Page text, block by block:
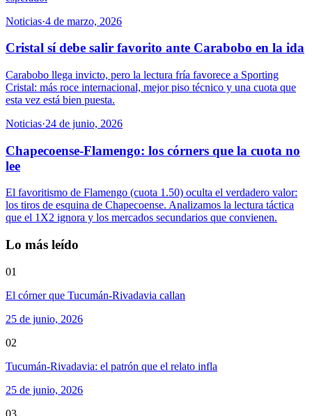
Noticias·4 de marzo, 2026
Cristal sí debe salir favorito ante Carabobo en la ida
Carabobo llega invicto, pero la lectura fría favorece a Sporting
Cristal: más roce internacional, mejor piso técnico y una cuota que
esta vez está bien puesta.
Noticias·24 de junio, 2026
Chapecoense-Flamengo: los córners que la cuota no
lee
El favoritismo de Flamengo (cuota 1.50) oculta el verdadero valor:
los tiros de esquina de Chapecoense. Analizamos la lectura táctica
que el 1X2 ignora y los mercados secundarios que convienen.
Lo más leído
01
El córner que Tucumán-Rivadavia callan
25 de junio, 2026
02
Tucumán-Rivadavia: el patrón que el relato infla
25 de junio, 2026
03